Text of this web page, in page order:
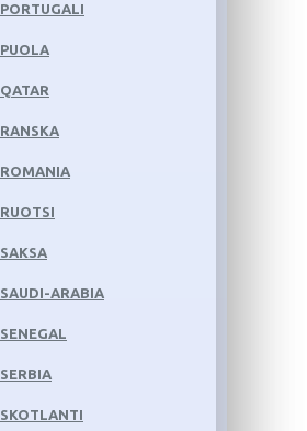
PORTUGALI
PUOLA
QATAR
RANSKA
ROMANIA
RUOTSI
SAKSA
SAUDI-ARABIA
SENEGAL
SERBIA
SKOTLANTI